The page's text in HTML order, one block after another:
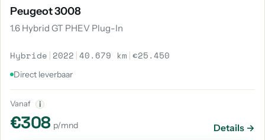
Peugeot 3008
1.6 Hybrid GT PHEV Plug-In
Hybride | 2022 |40.679 km |€25.450
Direct leverbaar
Vanaf i
€308 p/mnd Details →